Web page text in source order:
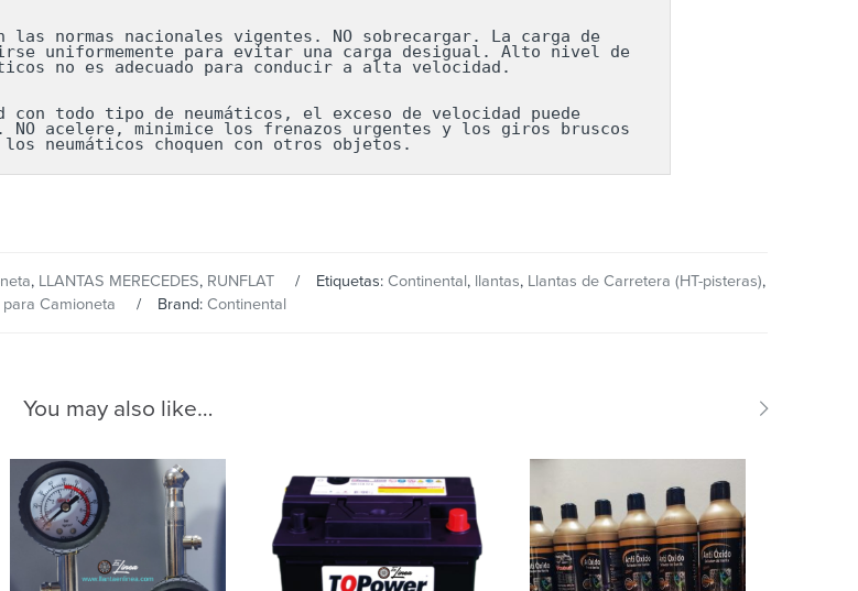
las normas nacionales vigentes. NO sobrecargar. La carga de
uniformemente para evitar una carga desigual. Alto nivel de
no es adecuado para conducir a alta velocidad.
todo tipo de neumáticos, el exceso de velocidad puede
NO acelere, minimice los frenazos urgentes y los giros bruscos
neumáticos choquen con otros objetos.
, LLANTAS MERECEDES, RUNFLAT Etiquetas: Continental, llantas, Llantas de Carretera (HT-pisteras),
para Camioneta
Brand: Continental
You may also like…